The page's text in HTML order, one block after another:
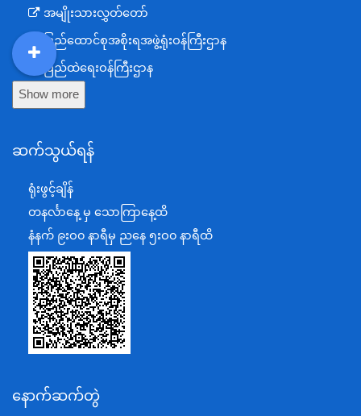
အမျိုးသားလွှတ်တော်
ပြည်ထောင်စုအစိုးရအဖွဲ့ရုံးဝန်ကြီးဌာန
ပြည်ထဲရေးဝန်ကြီးဌာန
ကာကွယ်ရေးဝန်ကြီးဌာန
စီမံကိန်း၊ဘဏ္ဍာရေးနှင့်စက်မှုဝန်ကြီးဌာန
အပြည်ပြည်ဆိုင်ရာပူးပေါင်းဆောင်ရွက်ရေးဝန်ကြီးဌာန
ပြန်ကြားရေးဝန်ကြီးဌာန
သာသနာရေးနှင့် ယဉ်ကျေးမှုဝန်ကြီးဌာန
စိုက်ပျိုးရေး၊မွေးမြူရေးနှင့်ဆည်မြောင်းဝန်ကြီးဌာန
ပို့ဆောင်ရေးနှင့်ဆက်သွယ်ရေးဝန်ကြီးဌာန
သယံဇာတနှင့်ပတ်ဝန်းကျင်ထိန်းသိမ်းရေးဝန်ကြီးဌာန
အလုပ်သမား၊လူဝင်မှုကြီးကြပ်ရေးနှင့်ပြည်သူ့အင်အား
Show more
ဆက်သွယ်ရန်
ရုံးဖွင့်ချိန်
တနင်္လာနေ့ မှ သောကြာနေ့ထိ
နံနက် ၉းဝ၀ နာရီမှ ညနေ ၅းဝ၀ နာရီထိ
နောက်ဆက်တွဲ
DDM